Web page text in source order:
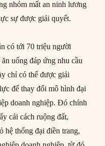
nhóm mất an ninh lương
sự được giải quyết.
có tới 70 triệu người
uống đáp ứng nhu cầu
chỉ có thể được giải
để thay đổi mô hình đại
doanh nghiệp. Đó chính
cải cách ruộng đất,
hệ thống đại điền trang,